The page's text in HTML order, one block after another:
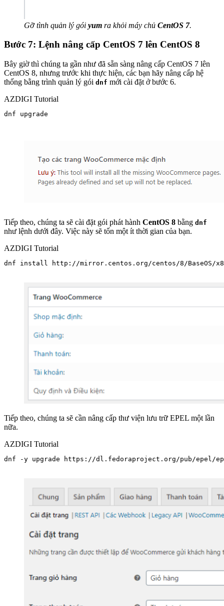
Gỡ tình quản lý gói yum ra khỏi máy chủ CentOS 7.
Bước 7: Lệnh nâng cấp CentOS 7 lên CentOS 8
Bây giờ thì chúng ta gần như đã sẵn sàng nâng cấp CentOS 7 lên
CentOS 8, nhưng trước khi thực hiện, các bạn hãy nâng cấp hệ
thống bằng trình quản lý gói dnf mới cài đặt ở bước 6.
AZDIGI Tutorial
dnf upgrade
Tiếp theo, chúng ta sẽ cài đặt gói phát hành CentOS 8 bằng dnf
như lệnh dưới đây. Việc này sẽ tốn một ít thời gian của bạn.
AZDIGI Tutorial
dnf install http://mirror.centos.org/centos/8/BaseOS/
Tiếp theo, chúng ta sẽ cần nâng cấp thư viện lưu trữ EPEL một lần
nữa.
AZDIGI Tutorial
dnf -y upgrade https://dl.fedoraproject.org/pub/epel/